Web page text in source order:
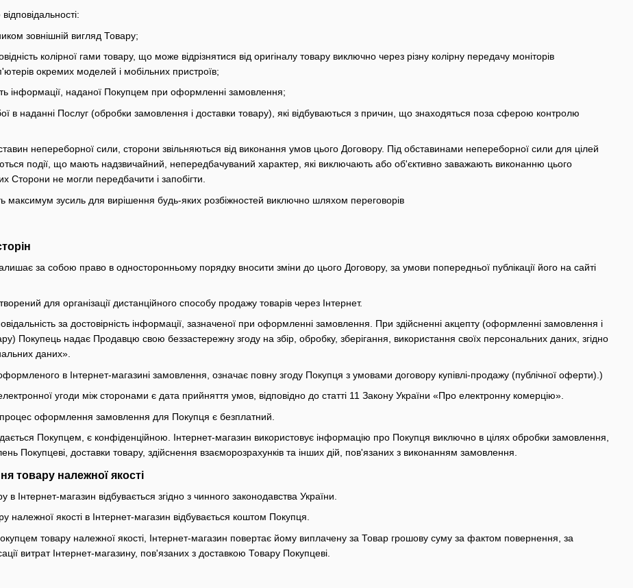
зовнішній вигляд Товару;
колірної гами товару, що може відрізнятися від оригіналу товару виключно через різну колірну передачу моніторів
окремих моделей і мобільних пристроїв;
інформації, наданої Покупцем при оформленні замовлення;
в наданні Послуг (обробки замовлення і доставки товару), які відбуваються з причин, що знаходяться поза сферою контролю
непереборної сили, сторони звільняються від виконання умов цього Договору. Під обставинами непереборної сили для цілей
події, що мають надзвичайний, непередбачуваний характер, які виключають або об'єктивно заважають виконанню цього
Сторони не могли передбачити і запобігти.
максимум зусиль для вирішення будь-яких розбіжностей виключно шляхом переговорів
за собою право в односторонньому порядку вносити зміни до цього Договору, за умови попередньої публікації його на сайті
для організації дистанційного способу продажу товарів через Інтернет.
за достовірність інформації, зазначеної при оформленні замовлення. При здійсненні акцепту (оформленні замовлення і
Покупець надає Продавцю свою беззастережну згоду на збір, обробку, зберігання, використання своїх персональних даних, згідно
даних».
в Інтернет-магазині замовлення, означає повну згоду Покупця з умовами договору купівлі-продажу (публічної оферти).)
угоди між сторонами є дата прийняття умов, відповідно до статті 11 Закону України «Про електронну комерцію».
процес оформлення замовлення для Покупця є безплатний.
Покупцем, є конфіденційною. Інтернет-магазин використовує інформацію про Покупця виключно в цілях обробки замовлення,
Покупцеві, доставки товару, здійснення взаєморозрахунків та інших дій, пов'язаних з виконанням замовлення.
товару належної якості
Інтернет-магазин відбувається згідно з чинного законодавства України.
належної якості в Інтернет-магазин відбувається коштом Покупця.
товару належної якості, Інтернет-магазин повертає йому виплачену за Товар грошову суму за фактом повернення, за
витрат Інтернет-магазину, пов'язаних з доставкою Товару Покупцеві.